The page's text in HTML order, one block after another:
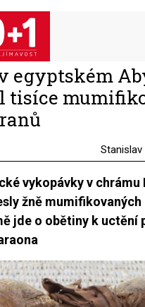
egyptském
tisíce
Stanislav
vykopávky v chrámu
žně
jde o obětiny k uctění